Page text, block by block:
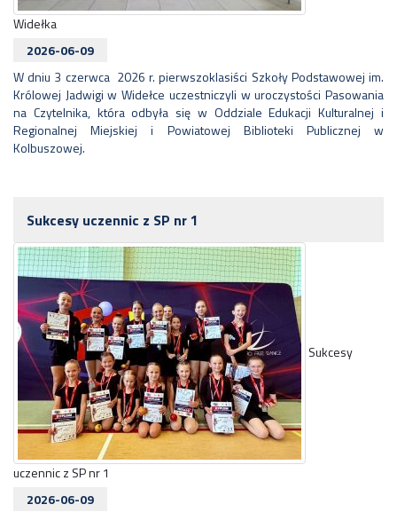
Widełka
2026-06-09
W dniu 3 czerwca 2026 r. pierwszoklasiści Szkoły Podstawowej im.
Królowej Jadwigi w Widełce uczestniczyli w uroczystości Pasowania
na Czytelnika, która odbyła się w Oddziale Edukacji Kulturalnej i
Regionalnej Miejskiej i Powiatowej Biblioteki Publicznej w
Kolbuszowej.
Sukcesy uczennic z SP nr 1
Sukcesy
uczennic z SP nr 1
2026-06-09